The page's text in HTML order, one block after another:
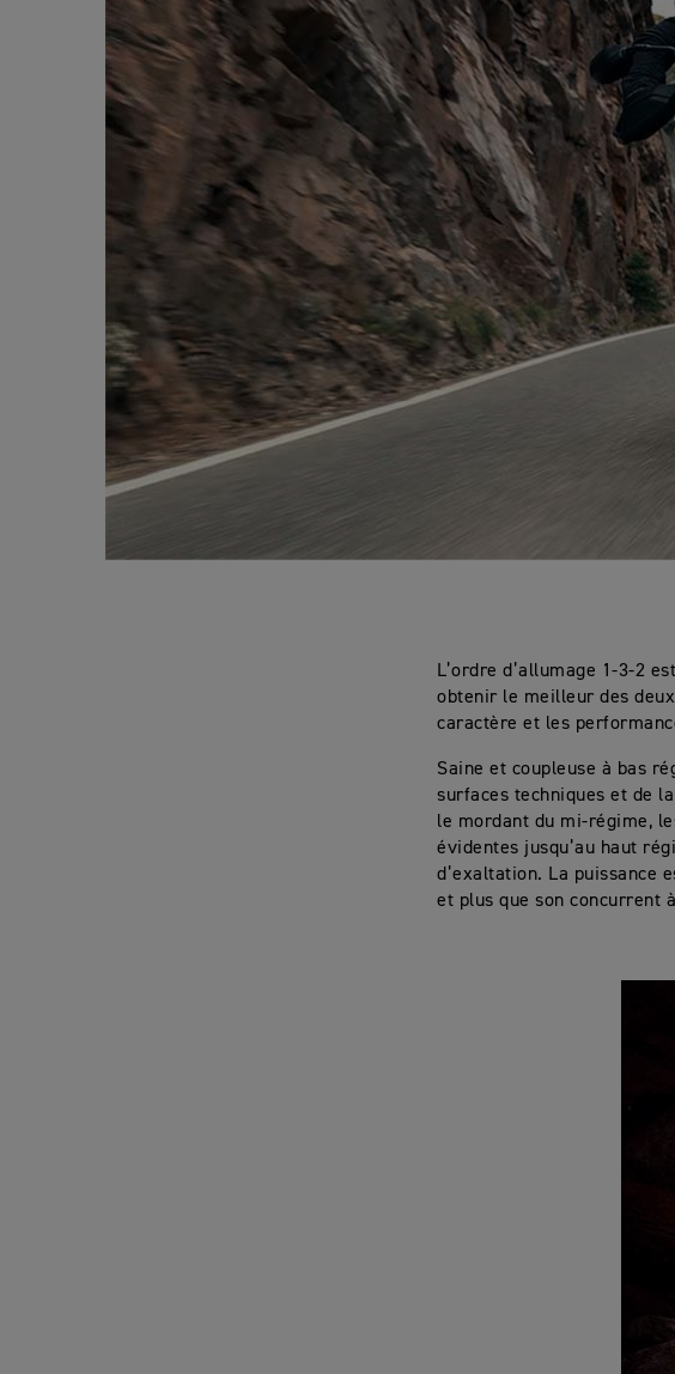
L’ordre d’allumage 1-3-2
obtenir le meilleur des
caractère et les
Saine et coupleuse à bas
surfaces techniques et de
le mordant du mi-régime,
évidentes jusqu’au haut
d’exaltation. La puissance
et plus que son concurrent